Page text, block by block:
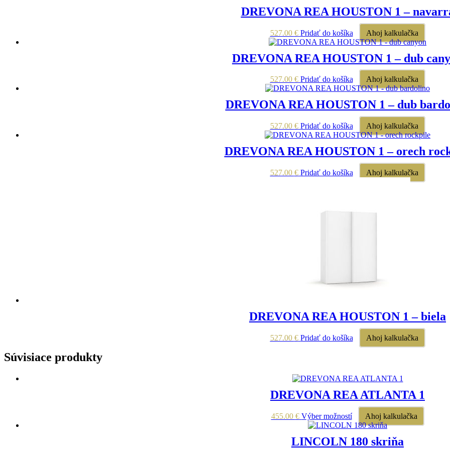
DREVONA REA HOUSTON 1 –
527.00 € Pridať do košíka Ahoj kalkulačka
DREVONA REA HOUSTON 1 – dub
527.00 € Pridať do košíka Ahoj kalkulačka
DREVONA REA HOUSTON 1 – dub
527.00 € Pridať do košíka Ahoj kalkulačka
DREVONA REA HOUSTON 1 – orech
527.00 € Pridať do košíka Ahoj kalkulačka
DREVONA REA HOUSTON 1 – biela
527.00 € Pridať do košíka Ahoj kalkulačka
Súvisiace produkty
DREVONA REA ATLANTA 1
455.00 € Výber možností
Tento
produkt
viacero
Ahoj kalkulačka
LINCOLN 180 skriňa